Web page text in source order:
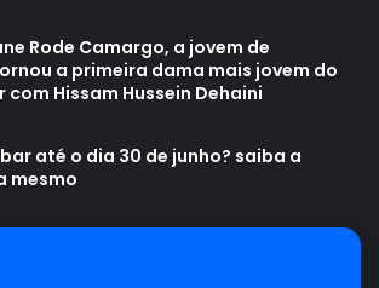
Rode Camargo, a jovem de
a primeira dama mais jovem do
com Hissam Hussein Dehaini
até o dia 30 de junho? saiba a
mesmo